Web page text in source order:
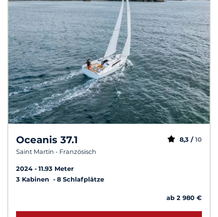
Oceanis 37.1
Saint Martin - Französisch
8,3 / 10
2024
11.93 Meter
3 Kabinen
8 Schlafplätze
ab 2 980 €